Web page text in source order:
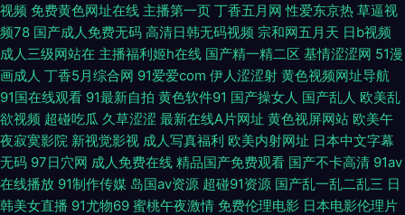
碰 丁香五月花福利 免费一卡二卡 亚洲福利香蕉导航 波多野氏榴莲视频 四虎
久热91 97青娱乐大香蕉 国产AV后入久久 玖玖艹逼综合网 日本综合无码 亚
洲丝袜91视频 阿v网站 伊人黄色成人 东方AV成人影视 免费拳交群交 午夜香
蕉剧场 AV性爱在线 国产日日夜夜 免费观看国产视频 天美9l制片厂 91在线播
放大神 国产成人论坛 欧美呦呦啊啊啊 午夜欧美剧场 91视频在线看 超碰香蕉
视频 免费黄色网址在线 主播第一页 丁香五月网 性爱东京热 草逼视
频78 国产成人免费无码 高清日韩无码视频 宗和网五月天 日b视频
成人三级网站在 主播福利姬h在线 国产精一精二区 基情涩涩网 51漫
画成人 丁香5月综合网 91爱爱com 伊人涩涩射 黄色视频网址导航
91国在线观看 91最新自拍 黄色软件91 国产操女人 国产乱人 欧美乱
欲视频 超碰吃瓜 久草涩涩 最新在线A片网址 黄色视屏网站 欧美午
夜寂寞影院 新视觉影视 成人写真福利 欧美内射网址 日本中文字幕
无码 97日穴网 成人免费在线 精品国产免费观看 国产不卡高清 91av
在线播放 91制作传媒 岛国av资源 超碰91资源 国产乱一乱二乱三 日
韩美女直播 91尤物69 蜜桃午夜激情 免费伦理电影 日本电影伦理片